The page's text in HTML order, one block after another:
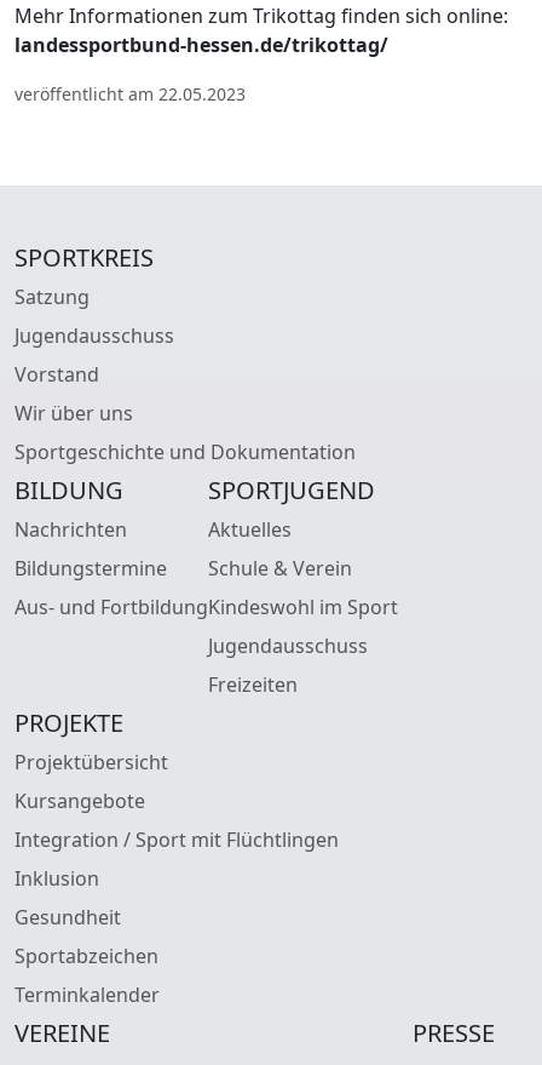
Mehr Informationen zum Trikottag finden sich online:
landessportbund-hessen.de/trikottag/
veröffentlicht am 22.05.2023
SPORTKREIS
Satzung
Jugendausschuss
Vorstand
Wir über uns
Sportgeschichte und Dokumentation
BILDUNG
Nachrichten
Bildungstermine
Aus- und Fortbildung
SPORTJUGEND
Aktuelles
Schule & Verein
Kindeswohl im Sport
Jugendausschuss
Freizeiten
PROJEKTE
Projektübersicht
Kursangebote
Integration / Sport mit Flüchtlingen
Inklusion
Gesundheit
Sportabzeichen
Terminkalender
VEREINE PRESSE